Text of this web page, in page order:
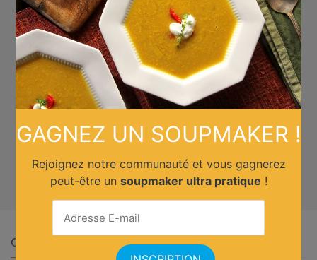
Quelle cuisine ?
GAGNEZ UN SOUPMAKER !
Rejoignez notre communauté et vous gagnerez
peut-être un soupmaker ultra pratique !